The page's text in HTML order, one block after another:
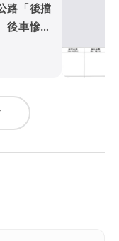
路「後擋
車慘遭